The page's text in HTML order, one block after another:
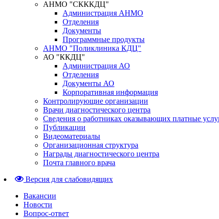
АНМО "СКККДЦ"
Администрация АНМО
Отделения
Документы
Программные продукты
АНМО "Поликлиника КДЦ"
АО "ККДЦ"
Администрация АО
Отделения
Документы АО
Корпоративная информация
Контролирующие организации
Врачи диагностического центра
Сведения о работниках оказывающих платные
Публикации
Видеоматериалы
Организационная структура
Награды диагностического центра
Почта главного врача
Версия для слабовидящих
Вакансии
Новости
Вопрос-ответ